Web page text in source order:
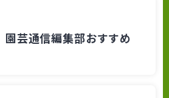
園芸通信編集部おすすめ